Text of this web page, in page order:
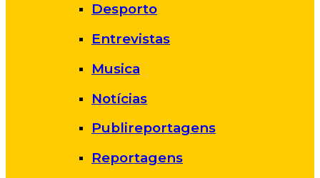
Desporto
Entrevistas
Musica
Notícias
Publireportagens
Reportagens